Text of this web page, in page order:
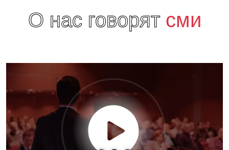
О нас говорят сми